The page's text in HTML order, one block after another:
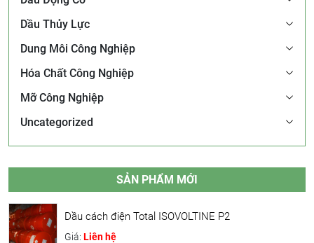
Dầu Thủy Lực
Dung Môi Công Nghiệp
Hóa Chất Công Nghiệp
Mỡ Công Nghiệp
Uncategorized
SẢN PHẨM MỚI
Dầu cách điện Total ISOVOLTINE P2
Giá: Liên hệ